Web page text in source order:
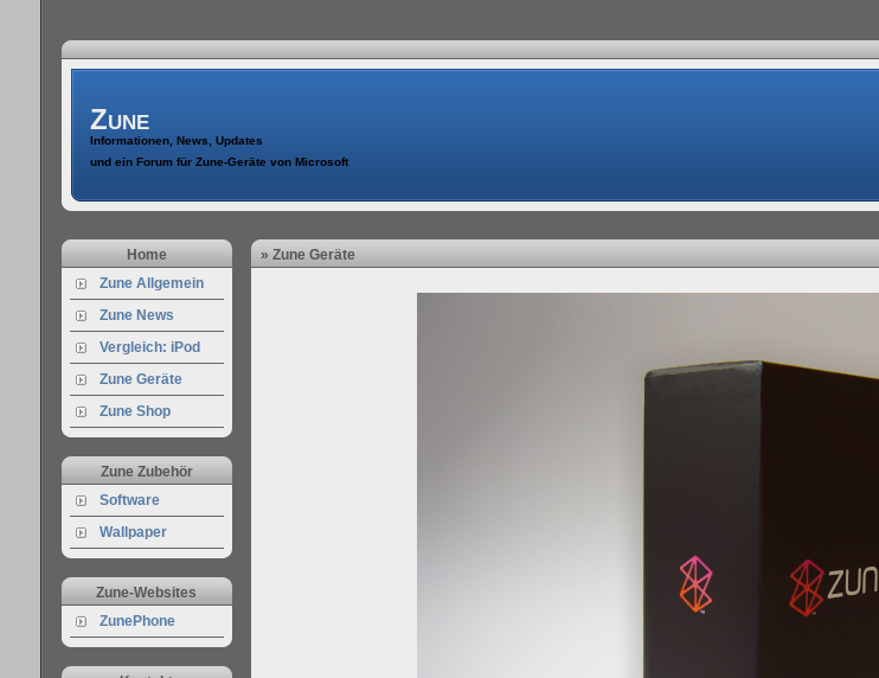
Zune
Informationen, News, Updates
und ein Forum für Zune-Geräte von Microsoft
Home
Zune Allgemein
Zune News
Vergleich: iPod
Zune Geräte
Zune Shop
Zune Zubehör
Software
Wallpaper
Zune-Websites
ZunePhone
» Zune Geräte